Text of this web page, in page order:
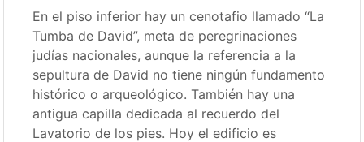
En el piso inferior hay un cenotafio llamado “La
Tumba de David”, meta de peregrinaciones
judías nacionales, aunque la referencia a la
sepultura de David no tiene ningún fundamento
histórico o arqueológico. También hay una
antigua capilla dedicada al recuerdo del
Lavatorio de los pies. Hoy el edificio es